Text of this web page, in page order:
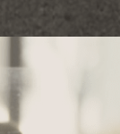
ません